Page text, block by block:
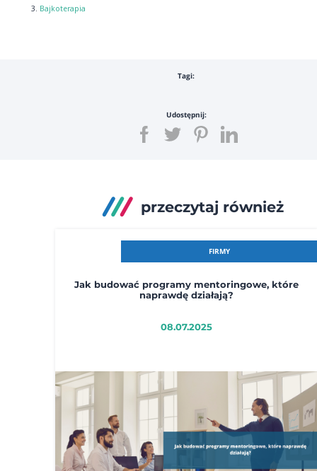
Bajkoterapia
Tagi:
Udostępnij:
przeczytaj również
FIRMY
Jak budować programy mentoringowe, które
naprawdę działają?
08.07.2025